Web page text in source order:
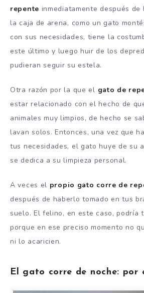
repente inmediatamente después de
la caja de arena, como un gato
con sus necesidades, tiene la
este último y luego huir de los
pudieran seguir su estela.
Otra razón por la que el gato de
estar relacionado con el hecho de
animales muy limpios, de hecho se
lavan solos. Entonces, una vez que
tus necesidades, el gato huye de su
se dedica a su limpieza personal.
A veces el propio gato corre de
después de haberlo tomado en tus
suelo. El felino, en este caso, podría
porque en ese preciso momento no
ni lo acaricien.
El gato corre de noche: por